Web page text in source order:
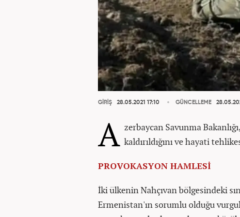
GİRİŞ 28.05.2021 17:10 GÜNCELLEME
A zerbaycan Savunma
kaldırıldığını ve hayati
PROVOKASYON HAMLESİ
İki ülkenin Nahçıvan bölgesindeki
Ermenistan'ın sorumlu olduğu